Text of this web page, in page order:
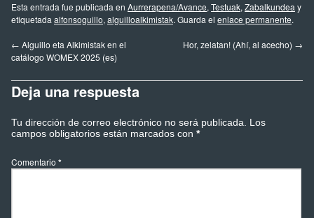
Esta entrada fue publicada en Aurrerapena/Avance, Testuak, Zabalkundea y
etiquetada alfonsoguillo, alguilloalkimistak. Guarda el enlace permanente.
← Alguillo eta Alkimistak en el
catálogo WOMEX 2025 (es)
Hor, zelatan! (Ahí, al acecho) →
Deja una respuesta
Tu dirección de correo electrónico no será publicada.
Los
campos obligatorios están marcados con *
Comentario *